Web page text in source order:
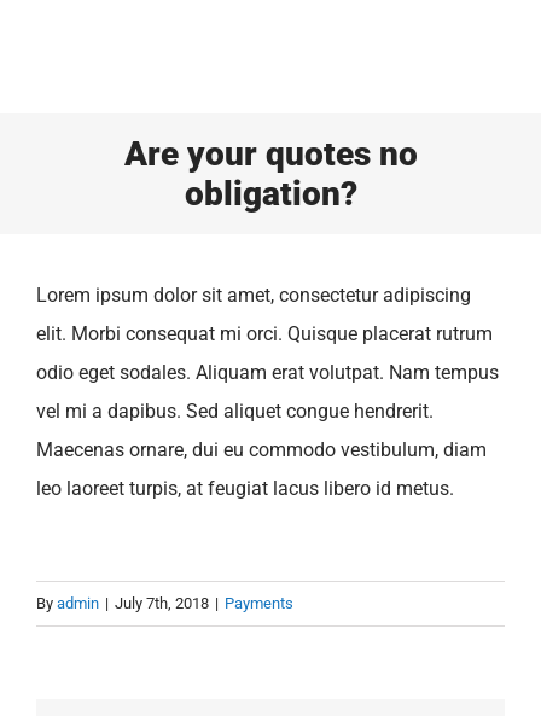
Are your quotes no
obligation?
Lorem ipsum dolor sit amet, consectetur adipiscing
elit. Morbi consequat mi orci. Quisque placerat rutrum
odio eget sodales. Aliquam erat volutpat. Nam tempus
vel mi a dapibus. Sed aliquet congue hendrerit.
Maecenas ornare, dui eu commodo vestibulum, diam
leo laoreet turpis, at feugiat lacus libero id metus.
By admin | July 7th, 2018 | Payments